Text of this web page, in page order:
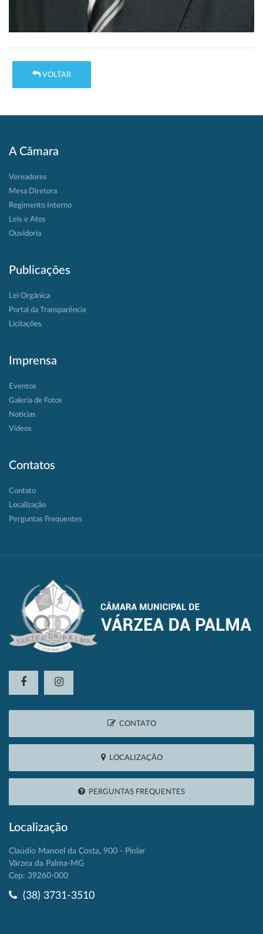
VOLTAR
A Câmara
Vereadores
Mesa Diretora
Regimento Interno
Leis e Atos
Ouvidoria
Publicações
Lei Orgânica
Portal da Transparência
Licitações
Imprensa
Eventos
Galeria de Fotos
Notícias
Vídeos
Contatos
Contato
Localização
Perguntas Frequentes
CONTATO
LOCALIZAÇÃO
PERGUNTAS FREQUENTES
Localização
Claúdio Manoel da Costa, 900 - Pinlar
Várzea da Palma-MG
Cep: 39260-000
(38) 3731-3510